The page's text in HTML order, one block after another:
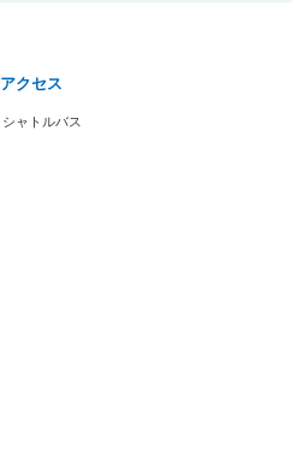
アクセス
シャトルバス